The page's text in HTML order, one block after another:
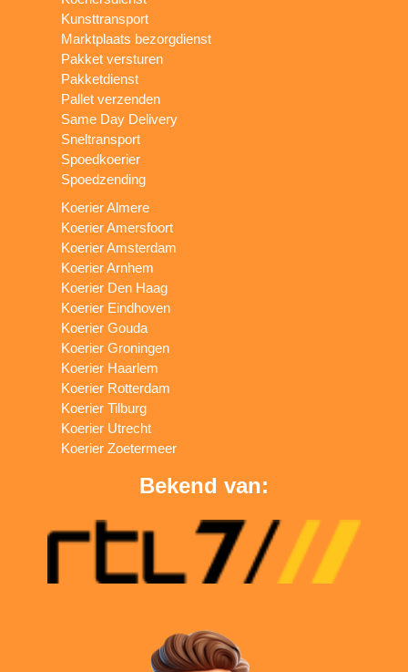
Kunsttransport
Marktplaats bezorgdienst
Pakket versturen
Pakketdienst
Pallet verzenden
Same Day Delivery
Sneltransport
Spoedkoerier
Spoedzending
Koerier Almere
Koerier Amersfoort
Koerier Amsterdam
Koerier Arnhem
Koerier Den Haag
Koerier Eindhoven
Koerier Gouda
Koerier Groningen
Koerier Haarlem
Koerier Rotterdam
Koerier Tilburg
Koerier Utrecht
Koerier Zoetermeer
Bekend van: